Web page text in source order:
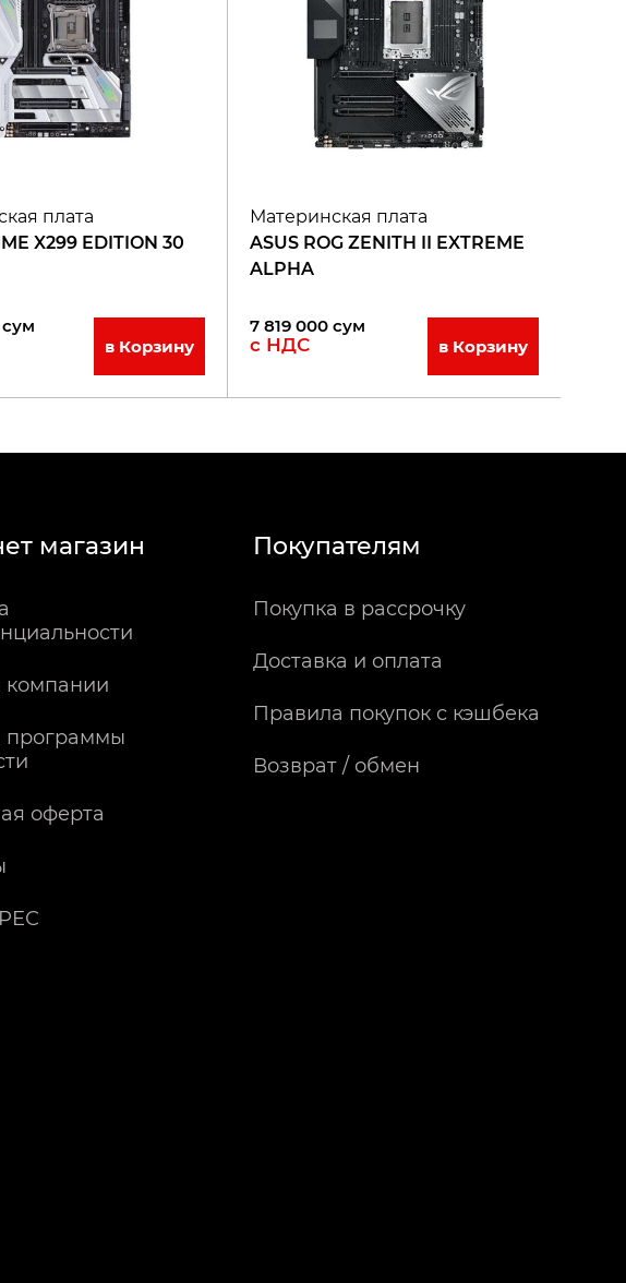
плата
X299 EDITION 30
сум
в Корзину
Материнская плата
ASUS ROG ZENITH II EXTREME
ALPHA
7 819 000 сум
с НДС в Корзину
магазин
программы
оферта
Покупателям
Покупка в рассрочку
Доставка и оплата
Правила покупок с кэшбека
Возврат / обмен